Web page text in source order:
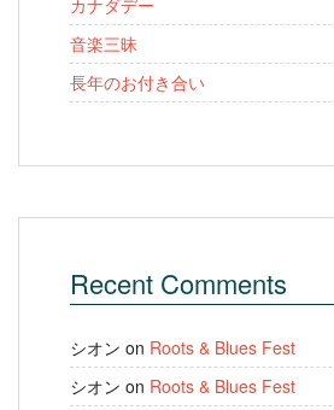
音楽三昧
長年のお付き合い
Recent Comments
シオン on Roots & Blues Fest
シオン on Roots & Blues Fest